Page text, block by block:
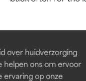
over huidverzorging
helpen ons om ervoor
ervaring op onze